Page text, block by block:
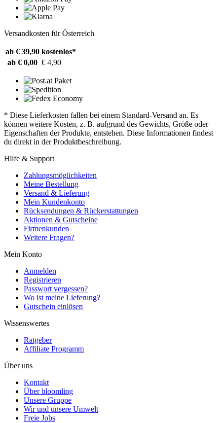
Versandkosten für Österreich
ab € 39,90 kostenlos*
ab € 0,00 € 4,90
* Diese Lieferkosten fallen bei einem Standard-Versand an. Es
können weitere Kosten, z. B. aufgrund des Gewichts, Größe oder
Eigenschaften der Produkte, entstehen. Diese Informationen findest
du direkt in der Produktbeschreibung.
Hilfe & Support
Zahlungsmöglichkeiten
Meine Bestellung
Versand & Lieferung
Mein Kundenkonto
Rücksendungen & Rückerstattungen
Aktionen & Gutscheine
Firmenkunden
Weitere Fragen?
Mein Konto
Anmelden
Registrieren
Passwort vergessen?
Wo ist meine Lieferung?
Gutschein einlösen
Wissenswertes
Ratgeber
Affiliate Programm
Über uns
Kontakt
Über bloomling
Unsere Gruppe
Wir und unsere Umwelt
Freie Jobs